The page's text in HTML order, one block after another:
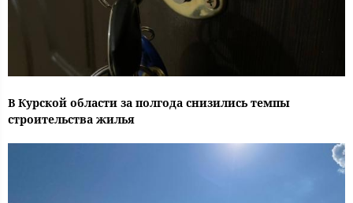
В Курской области за полгода снизились темпы
строительства жилья